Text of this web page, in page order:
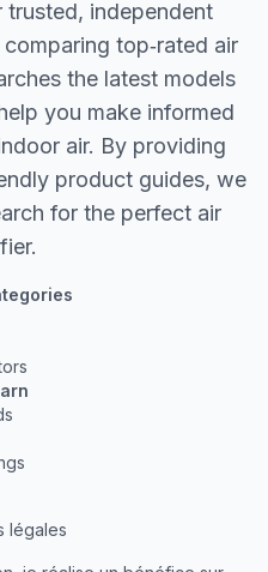
trusted, independent
top‐rated air
the latest models
you make informed
air. By providing
product guides, we
for the perfect air
légales